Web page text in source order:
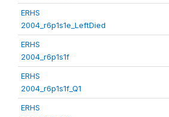
ERHS
2004_r6p1s1e_LeftDied
ERHS
2004_r6p1s1f
ERHS
2004_r6p1s1f_Q1
ERHS